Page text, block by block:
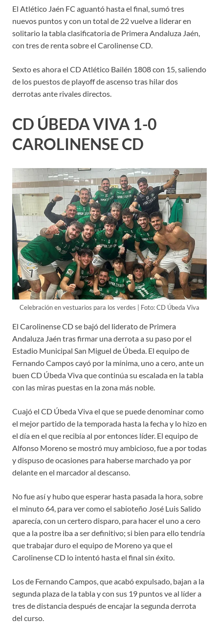
El Atlético Jaén FC aguantó hasta el final, sumó tres
nuevos puntos y con un total de 22 vuelve a liderar en
solitario la tabla clasificatoria de Primera Andaluza Jaén,
con tres de renta sobre el Carolinense CD.
Sexto es ahora el CD Atlético Bailén 1808 con 15, saliendo
de los puestos de playoff de ascenso tras hilar dos
derrotas ante rivales directos.
CD ÚBEDA VIVA 1-0
CAROLINENSE CD
Celebración en vestuarios para los verdes | Foto: CD Úbeda Viva
El Carolinense CD se bajó del liderato de Primera
Andaluza Jaén tras firmar una derrota a su paso por el
Estadio Municipal San Miguel de Úbeda. El equipo de
Fernando Campos cayó por la mínima, uno a cero, ante un
buen CD Úbeda Viva que continúa su escalada en la tabla
con las miras puestas en la zona más noble.
Cuajó el CD Úbeda Viva el que se puede denominar como
el mejor partido de la temporada hasta la fecha y lo hizo en
el día en el que recibía al por entonces líder. El equipo de
Alfonso Moreno se mostró muy ambicioso, fue a por todas
y dispuso de ocasiones para haberse marchado ya por
delante en el marcador al descanso.
No fue así y hubo que esperar hasta pasada la hora, sobre
el minuto 64, para ver como el sabioteño José Luis Salido
aparecía, con un certero disparo, para hacer el uno a cero
que a la postre iba a ser definitivo; si bien para ello tendría
que trabajar duro el equipo de Moreno ya que el
Carolinense CD lo intentó hasta el final sin éxito.
Los de Fernando Campos, que acabó expulsado, bajan a la
segunda plaza de la tabla y con sus 19 puntos ve al líder a
tres de distancia después de encajar la segunda derrota
del curso.